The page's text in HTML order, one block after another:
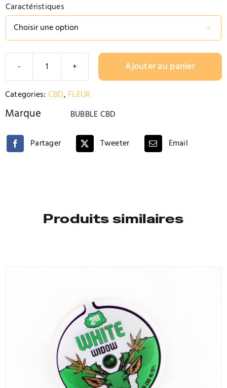
Caractéristiques

quantité
de
Fleurs
(8-
Ajouter au panier
Categories: CBD, FLEUR
Marque BUBBLE CBD
Partager Tweeter Email
Produits similaires